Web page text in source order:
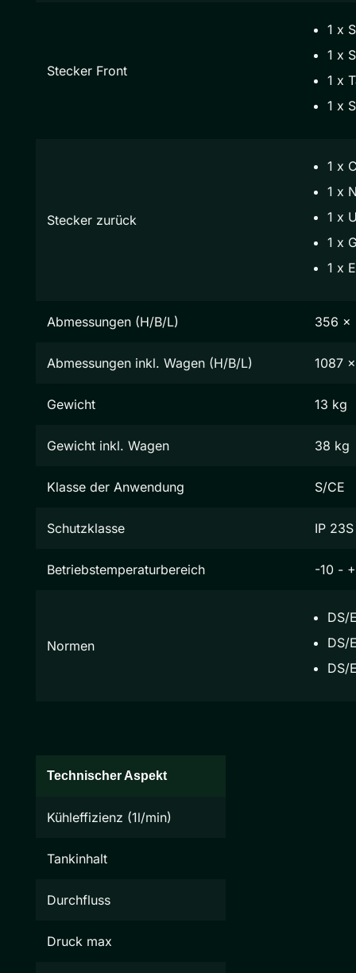
Stecker Front
1 x
1 x
1 x
1 x
Stecker zurück
1 x
1 x
1 x
1 x
1 x
Abmessungen (H/B/L) 356 x
Abmessungen inkl. Wagen (H/B/L) 1087
Gewicht 13 kg
Gewicht inkl. Wagen 38 kg
Klasse der Anwendung S/CE
Schutzklasse IP 23S
Betriebstemperaturbereich -10 -
Normen
DS/
DS/
DS/
Technischer Aspekt
Kühleffizienz (1l/min)
Tankinhalt
Durchfluss
Druck max